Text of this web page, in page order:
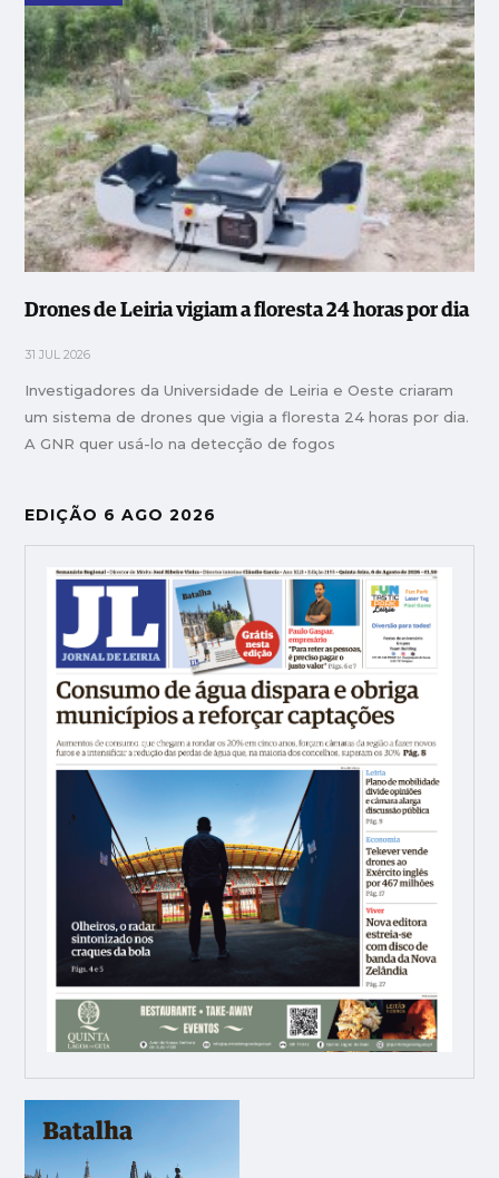
Drones de Leiria vigiam a floresta 24 horas por dia
31 JUL 2026
Investigadores da Universidade de Leiria e Oeste criaram
um sistema de drones que vigia a floresta 24 horas por dia.
A GNR quer usá-lo na detecção de fogos
EDIÇÃO 6 AGO 2026